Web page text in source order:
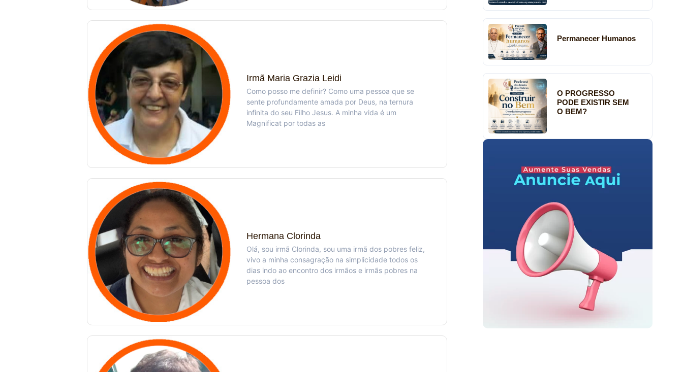
Irmã Maria Grazia Leidi
Como posso me definir? Como uma pessoa que se
sente profundamente amada por Deus, na ternura
infinita do seu Filho Jesus. A minha vida é um
Magnificat por todas as
Hermana Clorinda
Olá, sou irmã Clorinda, sou uma irmã dos pobres feliz,
vivo a minha consagração na simplicidade todos os
dias indo ao encontro dos irmãos e irmãs pobres na
pessoa dos
Permanecer Humanos
O PROGRESSO
PODE EXISTIR SEM
O BEM?